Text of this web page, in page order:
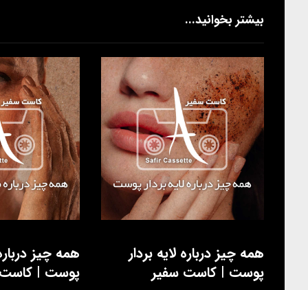
بیشتر بخوانید...
همه چیز درباره لایه بردار
پوست | کاست سفیر
همه چیز
پوست |